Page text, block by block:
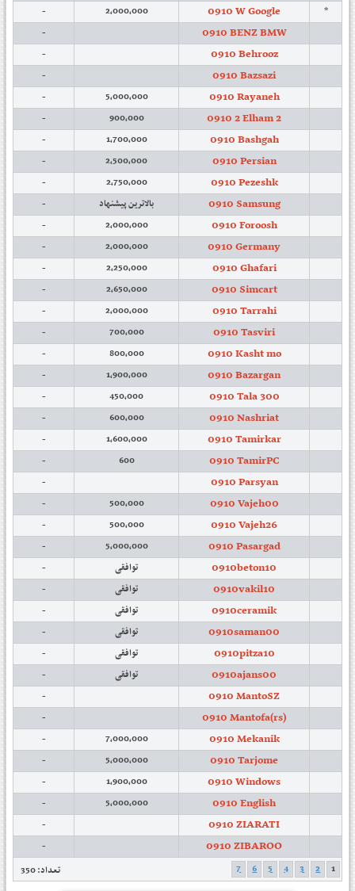
*
0910 W Google
2,000,000
-
0910 BENZ BMW
-
0910 Behrooz
-
0910 Bazsazi
-
0910 Rayaneh
5,000,000
-
0910 2 Elham 2
900,000
-
0910 Bashgah
1,700,000
-
0910 Persian
2,500,000
-
0910 Pezeshk
2,750,000
-
0910 Samsung بالاترین پیشنهاد -
0910 Foroosh
2,000,000
-
0910 Germany
2,000,000
-
0910 Ghafari
2,250,000
-
0910 Simcart
2,650,000
-
0910 Tarrahi
2,000,000
-
0910 Tasviri
700,000
-
0910 Kasht mo
800,000
-
0910 Bazargan
1,900,000
-
0910 Tala 300
450,000
-
0910 Nashriat
600,000
-
0910 Tamirkar
1,600,000
-
0910 TamirPC
600
-
0910 Parsyan
-
0910 Vajeh00
500,000
-
0910 Vajeh26
500,000
-
0910 Pasargad
5,000,000
-
0910beton10 توافقی -
0910vakil10 توافقی -
0910ceramik توافقی -
0910saman00 توافقی -
0910pitza10 توافقی -
0910ajans00 توافقی -
0910 MantoSZ
-
0910 Mantofa(rs)
-
0910 Mekanik
7,000,000
-
0910 Tarjome
5,000,000
-
0910 Windows
1,900,000
-
0910 English
5,000,000
-
0910 ZIARATI
-
0910 ZIBAROO
-
1
2
3
4
5
6
7 تعداد: 350